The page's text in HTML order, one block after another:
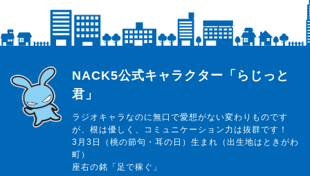
らじっと君
NACK5公式キャラクター「らじっと
君」
ラジオキャラなのに無口で愛想がない変わりものです
が、根は優しく、コミュニケーション力は抜群です！
3月3日（桃の節句・耳の日）生まれ（出生地はときがわ
町）
座右の銘「足で稼ぐ」